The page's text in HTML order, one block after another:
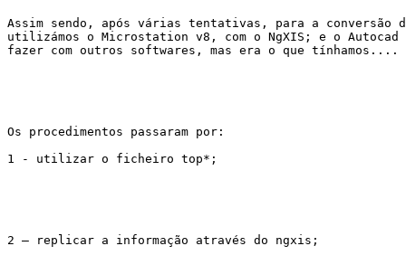
Assim sendo, após várias tentativas, para a conversão
utilizámos o Microstation v8, com o NgXIS; e o Autocad
fazer com outros softwares, mas era o que tínhamos....
Os procedimentos passaram por:
1 - utilizar o ficheiro top*;
2 – replicar a informação através do ngxis;